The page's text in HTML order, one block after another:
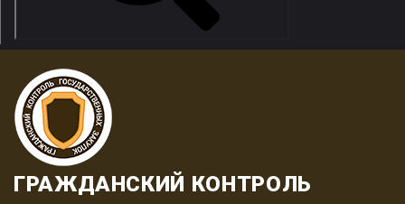
ГРАЖДАНСКИЙ КОНТРОЛЬ